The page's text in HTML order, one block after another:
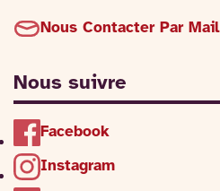
Nous Contacter Par Mail
Nous suivre
Facebook
Instagram